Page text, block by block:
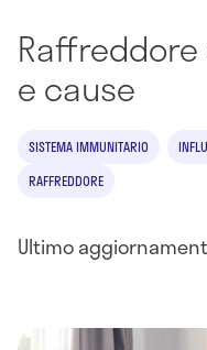
e cause
SISTEMA IMMUNITARIO
RAFFREDDORE
Ultimo